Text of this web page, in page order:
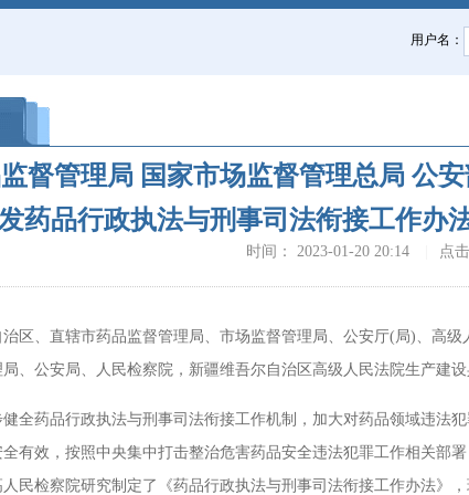
用户名：
督管理局 国家市场监督管理总局 公
药品行政执法与刑事司法衔接工作办
时间： 2023-01-20 20:14 点
、直辖市药品监督管理局、市场监督管理局、公安厅(局)、高级
、公安局、人民检察院，新疆维吾尔自治区高级人民法院生产建设
药品行政执法与刑事司法衔接工作机制，加大对药品领域违法犯
全有效，按照中央集中打击整治危害药品安全违法犯罪工作相关部
民检察院研究制定了《药品行政执法与刑事司法衔接工作办法》，